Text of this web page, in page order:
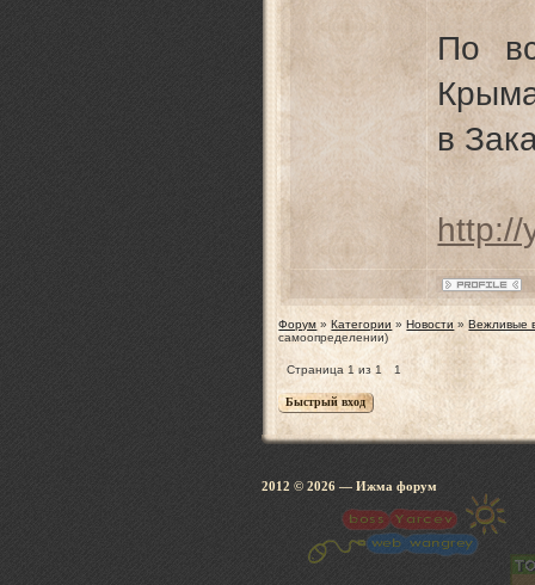
По
в
http://
Форум » Категории » Новости » Вежливые
самоопределении)
Страница 1 из 1 1
2012 © 2026 — Ижма